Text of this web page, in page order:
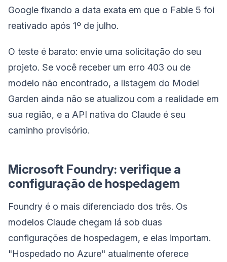
Google fixando a data exata em que o Fable 5 foi
reativado após 1º de julho.
O teste é barato: envie uma solicitação do seu
projeto. Se você receber um erro 403 ou de
modelo não encontrado, a listagem do Model
Garden ainda não se atualizou com a realidade em
sua região, e a API nativa do Claude é seu
caminho provisório.
Microsoft Foundry: verifique a
configuração de hospedagem
Foundry é o mais diferenciado dos três. Os
modelos Claude chegam lá sob duas
configurações de hospedagem, e elas importam.
"Hospedado no Azure" atualmente oferece